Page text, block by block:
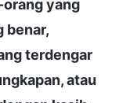
yang
benar,
terdengar
atau